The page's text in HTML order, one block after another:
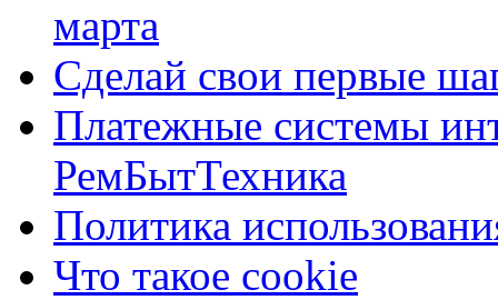
марта
Сделай свои первые
Платежные системы
РемБытТехника
Политика
Что такое cookie